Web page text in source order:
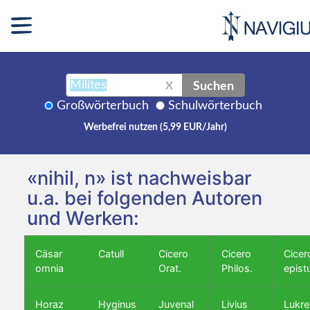
X Suchen
Großwörterbuch Schulwörterbuch
Werbefrei nutzen (5,99 EUR/Jahr)
«nihil, n» ist nachweisbar
u.a. bei folgenden Autoren
und Werken:
Cäsar
omnia
Catull
Cicero
Orat.
Cicero
Philos.
Horaz Hyginus Juvenal Livius